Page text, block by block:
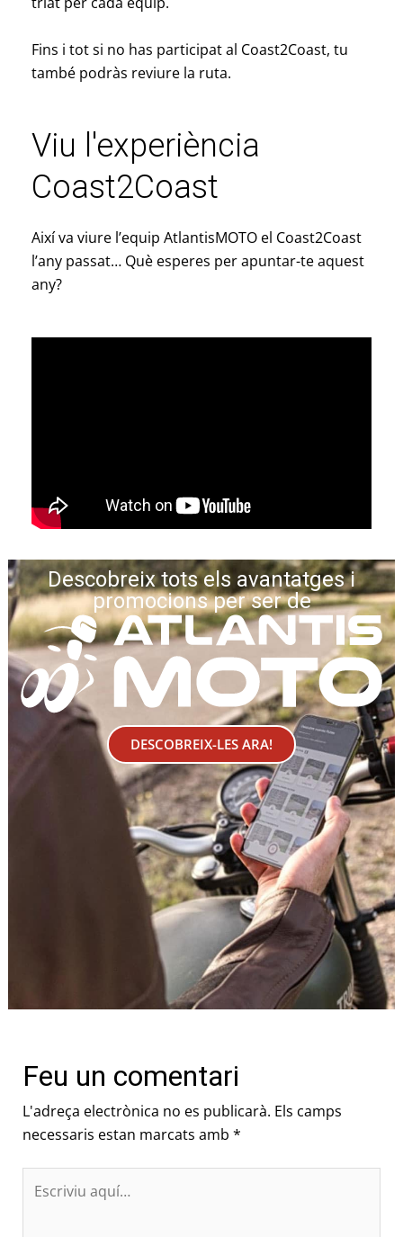
Fins i tot si no has participat al Coast2Coast, tu
també podràs reviure la ruta.
Viu l'experiència
Coast2Coast
Així va viure l’equip AtlantisMOTO el Coast2Coast
l’any passat… Què esperes per apuntar-te aquest
any?
Descobreix tots els avantatges i
promocions per ser de
DESCOBREIX-LES ARA!
Feu un comentari
L'adreça electrònica no es publicarà. Els camps
necessaris estan marcats amb *
aquí…